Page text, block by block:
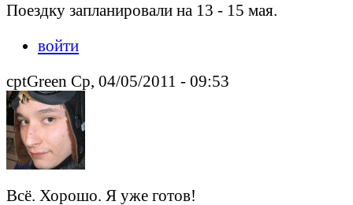
Поездку запланировали на 13 - 15 мая.
войти
cptGreen Ср, 04/05/2011 - 09:53
Всё. Хорошо. Я уже готов!